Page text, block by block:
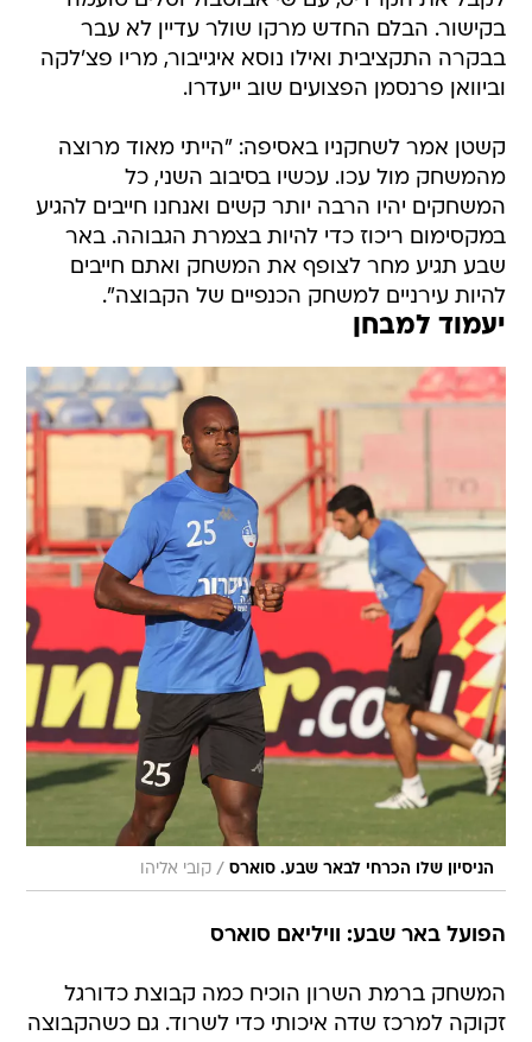
בקישור. הבלם החדש מרקו שולר עדיין לא עבר
בבקרה התקציבית ואילו נוסא איגייבור, מריו פצ'לקה
וביוואן פרנסמן הפצועים שוב ייעדרו.
קשטן אמר לשחקניו באסיפה: "הייתי מאוד מרוצה
מהמשחק מול עכו. עכשיו בסיבוב השני, כל
המשחקים יהיו הרבה יותר קשים ואנחנו חייבים להגיע
במקסימום ריכוז כדי להיות בצמרת הגבוהה. באר
שבע תגיע מחר לצופף את המשחק ואתם חייבים
להיות עירניים למשחק הכנפיים של הקבוצה".
יעמוד למבחן
הניסיון שלו הכרחי לבאר שבע. סוארס / קובי אליהו
הפועל באר שבע: וויליאם סוארס
המשחק ברמת השרון הוכיח כמה קבוצת כדורגל
זקוקה למרכז שדה איכותי כדי לשרוד. גם כשהקבוצה